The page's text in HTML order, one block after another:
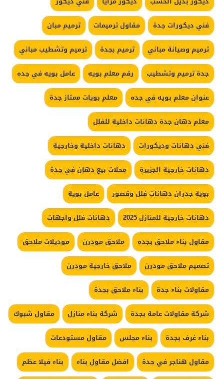
فني ديكورات جدة
مقاول ترميمات
ترميم مبان
ترميم وصيانة مباني
ترميم بجدة
ترميم وتشطيب مباني
جدة ترميم وتشطيب
رقم معلم بويه
عامل بويه في جده
عنوان معلم بويه في جده
معلم بويات ممتاز جدة
معلم دهان جدة دهانات داخلية للفلل
فني دهانات وديكورات
دهانات داخلية وخارجية
دهانات خارجية الجزيرة
محلات بيع دهان في جدة
بوية جدران دهانات فلل وقصور
عامل بوية
دهانات خارجية للمنازل 2025
دهانات فلل واجهات
مقاول بناء ملاحق بجده
ملاحق مودرن
موديلات ملاحق
تصميم ملاحق مودرن
ملاحق خارجية مودرن
مقاولات بناء جدة
بناء ملاحق بجدة
شركة مقاولات عامة بجدة
شركة بناء منازل
مقاول شبوك
بناء غرف بجدة
بناء مجلس
مقاول مستودعات
مقاول هناجر في جدة
افضل مقاول بناء
بناء فيلا عظم